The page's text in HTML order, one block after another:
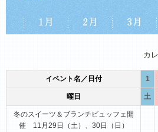
カ
イベント名／日付 1
曜日 土
冬のスイーツ＆ブランチビュッフェ開
催 11月29日（土）、30日（日）